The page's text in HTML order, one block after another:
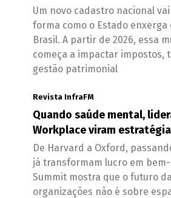
Um novo cadastro nacional
forma como o Estado enxerga
Brasil. A partir de 2026, essa
começa a impactar impostos,
gestão patrimonial
Revista InfraFM
Quando saúde mental,
Workplace viram
De Harvard a Oxford,
já transformam lucro em
Summit mostra que o futuro
organizações não é sobre